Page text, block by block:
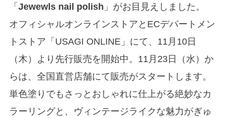
「 Jewewls nail polish 」がお目見えしました。
オフィシャルオンラインストアとECデパートメン
トストア「USAGI ONLINE」にて、11月​10日
（木）より先行販売を開始中。11月23日（水）か
らは、全国直営店舗にて販売がスタートします。
単色塗りでもさっとおしゃれに仕上がる絶妙なカ
ラーリングと、ヴィンテージライクな魅力がぎゅ